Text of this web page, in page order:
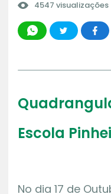
4547 visualizações
Escola
No dia 17 de